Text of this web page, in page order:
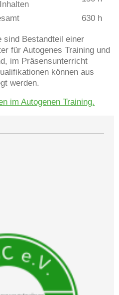
630 h
sind Bestandteil einer
für Autogenes Training und
im Präsensunterricht
können aus
werden.
im Autogenen Training.